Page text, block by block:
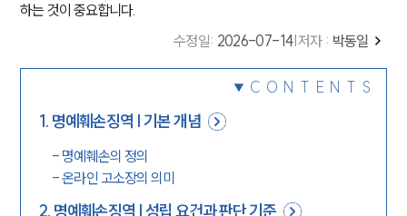
하는 것이 중요합니다.
수정일: 2026-07-14 저자 : 박동일
CONTENTS
1. 명예훼손징역 | 기본 개념
- 명예훼손의 정의
-온라인 고소장의 의미
2. 명예훼손징역 | 성립 요건과 판단 기준